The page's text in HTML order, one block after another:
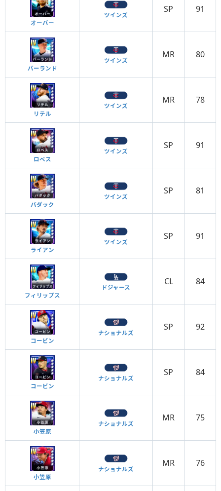
オーバー
ツインズ
SP 91
バーランド
ツインズ
MR 80
リテル
ツインズ
MR 78
ロペス
ツインズ
SP 91
パダック
ツインズ
SP 81
ライアン
ツインズ
SP 91
フィリップス
ドジャース
CL 84
コービン
ナショナルズ
SP 92
コービン
ナショナルズ
SP 84
小笠原
ナショナルズ
MR 75
小笠原
ナショナルズ
MR 76